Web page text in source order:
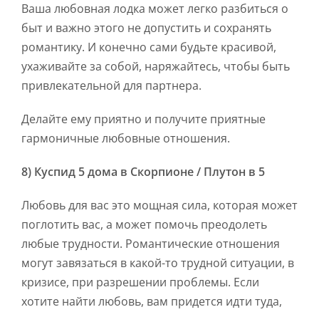
Ваша любовная лодка может легко разбиться о
быт и важно этого не допустить и сохранять
романтику. И конечно сами будьте красивой,
ухаживайте за собой, наряжайтесь, чтобы быть
привлекательной для партнера.
Делайте ему приятно и получите приятные
гармоничные любовные отношения.
8) Куспид 5 дома в Скорпионе / Плутон в 5
Любовь для вас это мощная сила, которая может
поглотить вас, а может помочь преодолеть
любые трудности. Романтические отношения
могут завязаться в какой-то трудной ситуации, в
кризисе, при разрешении проблемы. Если
хотите найти любовь, вам придется идти туда,